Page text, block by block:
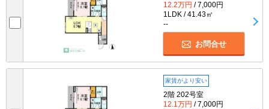
12.2万円 / 7,000円
1LDK / 41.43㎡
--
お問合せ
家賃がより安い
2階 202号室
12.1万円 / 7,000円